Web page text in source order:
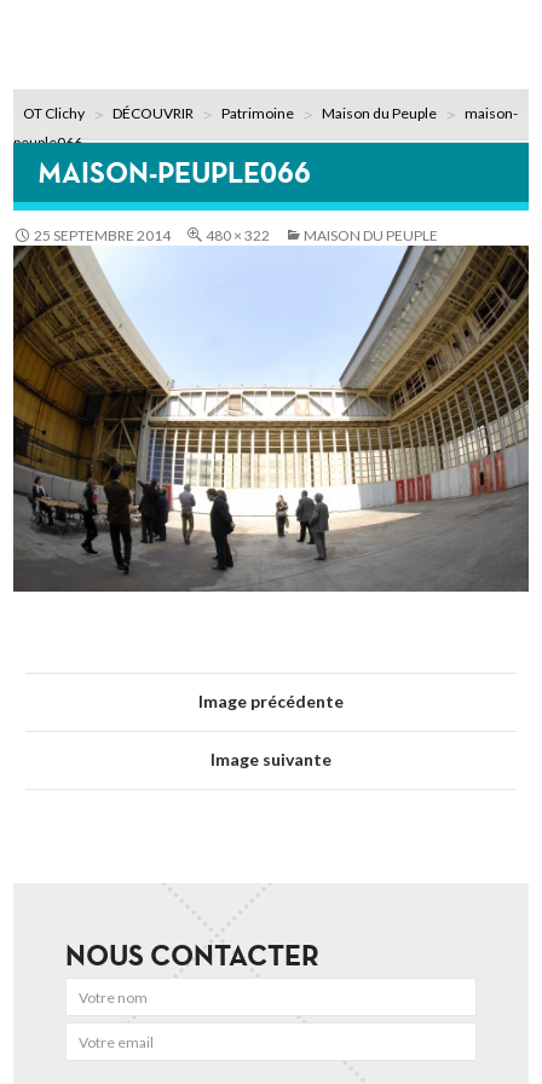
OT Clichy DÉCOUVRIR Patrimoine Maison du Peuple
maison-
peuple066
MAISON-PEUPLE066
25 SEPTEMBRE 2014 480 × 322 MAISON DU PEUPLE
Image précédente
Image suivante
NOUS CONTACTER